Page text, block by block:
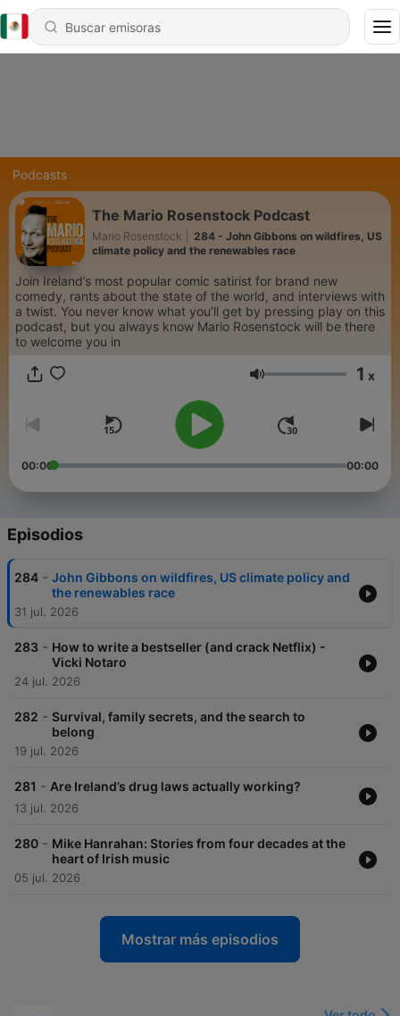
Podcasts
The Mario Rosenstock Podcast
Mario Rosenstock
284 - John Gibbons on wildfires, US
climate policy and the renewables race
Join Ireland’s most popular comic satirist for brand new
comedy, rants about the state of the world, and interviews with
a twist. You never know what you’ll get by pressing play on this
podcast, but you always know Mario Rosenstock will be there
to welcome you in
Volumen 1 x
00:00 00:00
Episodios
284 - John Gibbons on wildfires, US climate policy and
the renewables race
31 jul. 2026
283 - How to write a bestseller (and crack Netflix) -
Vicki Notaro
24 jul. 2026
282 - Survival, family secrets, and the search to
belong
19 jul. 2026
281 - Are Ireland’s drug laws actually working?
13 jul. 2026
280 - Mike Hanrahan: Stories from four decades at the
heart of Irish music
05 jul. 2026
Mostrar más episodios